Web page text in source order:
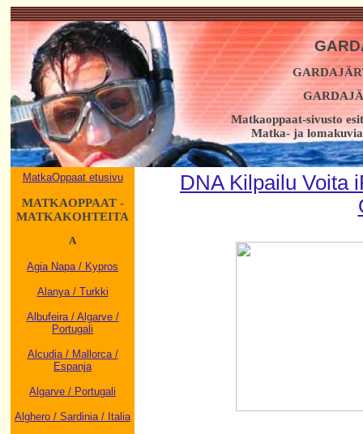
Matkaoppaat-sivusto
Matka- ja
MatkaOppaat etusivu
MATKAOPPAAT -
MATKAKOHTEITA
A
Agia Napa / Kypros
Alanya / Turkki
Albufeira / Algarve /
Portugali
Alcudia / Mallorca /
Espanja
Algarve / Portugali
Alghero / Sardinia / Italia
DNA Kilpailu Voita